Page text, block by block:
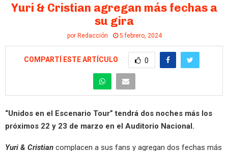
Yuri & Cristian agregan más fechas a
su gira
por Redacción 5 febrero, 2024
COMPARTÍ ESTE ARTÍCULO 0
“Unidos en el Escenario Tour” tendrá dos noches más los
próximos 22 y 23 de marzo en el Auditorio Nacional.
Yuri & Cristian complacen a sus fans y agregan dos fechas más